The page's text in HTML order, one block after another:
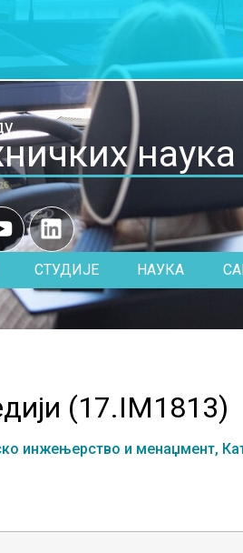
наука
СТУДИЈЕ НАУКА
(17.IM1813)
инжењерство и менаџмент,